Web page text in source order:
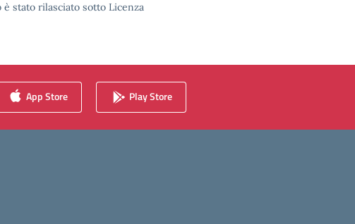
stato rilasciato sotto Licenza
App Store Play Store